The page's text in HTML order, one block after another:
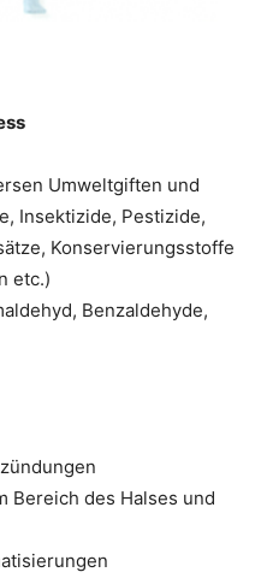
Umweltgiften und
Insektizide, Pestizide,
Konservierungsstoffe
etc.)
Benzaldehyde,
Bereich des Halses und